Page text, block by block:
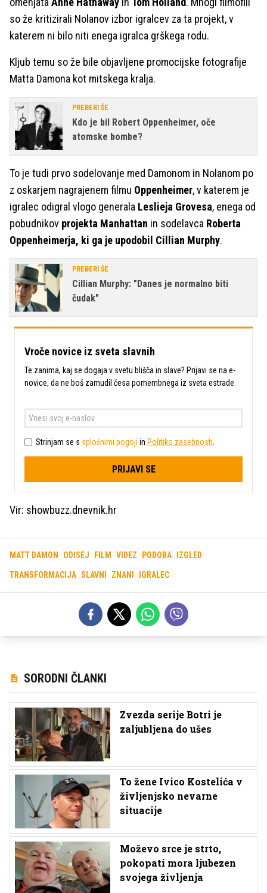
so že kritizirali Nolanov izbor igralcev za ta projekt, v
katerem ni bilo niti enega igralca grškega rodu.
Kljub temu so že bile objavljene promocijske fotografije
Matta Damona kot mitskega kralja.
PREBERI ŠE
Kdo je bil Robert Oppenheimer, oče
atomske bombe?
To je tudi prvo sodelovanje med Damonom in Nolanom po
z oskarjem nagrajenem filmu Oppenheimer, v katerem je
igralec odigral vlogo generala Leslieja Grovesa, enega od
pobudnikov projekta Manhattan in sodelavca Roberta
Oppenheimerja, ki ga je upodobil Cillian Murphy.
PREBERI ŠE
Cillian Murphy: "Danes je normalno biti
čudak"
Vroče novice iz sveta slavnih
Te zanima, kaj se dogaja v svetu blišča in slave? Prijavi se na e-
novice, da ne boš zamudil česa pomembnega iz sveta estrade.
Strinjam se s splošnimi pogoji in Politiko zasebnosti
PRIJAVI SE
Vir: showbuzz.dnevnik.hr
MATT DAMON ODISEJ FILM VIDEZ PODOBA IZGLED
TRANSFORMACIJA SLAVNI ZNANI IGRALEC
SORODNI ČLANKI
Zvezda serije Botri je
zaljubljena do ušes
To žene Ivico Kostelića v
življenjsko nevarne
situacije
Moževo srce je strto,
pokopati mora ljubezen
svojega življenja